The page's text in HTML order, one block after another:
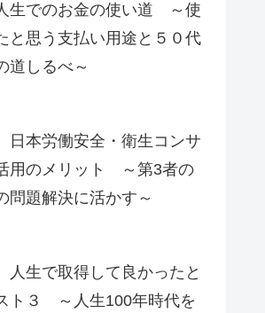
生でのお金の使い道 ～使
と思う支払い用途と５０代
道しるべ～
日本労働安全・衛生コンサ
用のメリット ～第3者の
問題解決に活かす～
人生で取得して良かったと
ト３ ～人生100年時代を